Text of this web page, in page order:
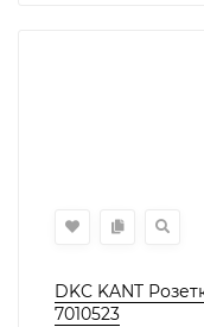
DKC KANT
7010523